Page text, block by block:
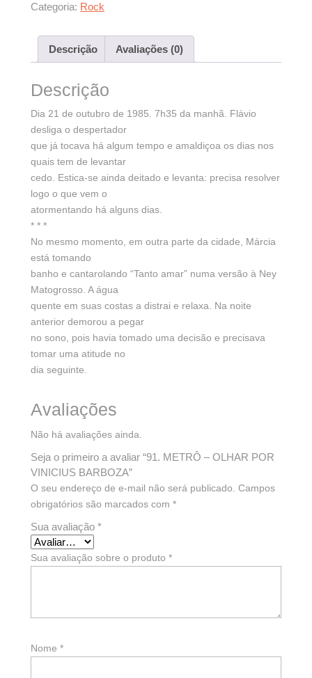
Categoria: Rock
Descrição Avaliações (0)
Descrição
Dia 21 de outubro de 1985. 7h35 da manhã. Flávio
desliga o despertador
que já tocava há algum tempo e amaldiçoa os dias nos
quais tem de levantar
cedo. Estica-se ainda deitado e levanta: precisa resolver
logo o que vem o
atormentando há alguns dias.
* * *
No mesmo momento, em outra parte da cidade, Márcia
está tomando
banho e cantarolando “Tanto amar” numa versão à Ney
Matogrosso. A água
quente em suas costas a distrai e relaxa. Na noite
anterior demorou a pegar
no sono, pois havia tomado uma decisão e precisava
tomar uma atitude no
dia seguinte.
Avaliações
Não há avaliações ainda.
Seja o primeiro a avaliar “91. METRÔ – OLHAR POR
VINICIUS BARBOZA”
O seu endereço de e-mail não será publicado. Campos
obrigatórios são marcados com *
Sua avaliação *
Sua avaliação sobre o produto *
Nome *